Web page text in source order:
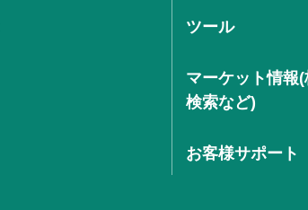
ツール
マーケット情報
検索など)
お客様サポート